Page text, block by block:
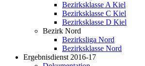
Bezirksklasse A Kiel
Bezirksklasse C Kiel
Bezirksklasse D Kiel
Bezirk Nord
Bezirksliga Nord
Bezirksklasse Nord
Ergebnisdienst 2016-17